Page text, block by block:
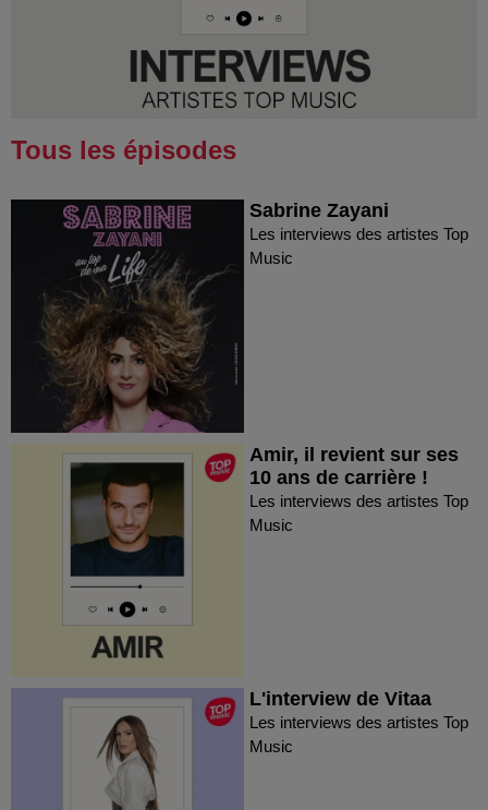
Tous les épisodes
Sabrine Zayani
Les interviews des artistes Top
Music
Amir, il revient sur ses
10 ans de carrière !
Les interviews des artistes Top
Music
L'interview de Vitaa
Les interviews des artistes Top
Music